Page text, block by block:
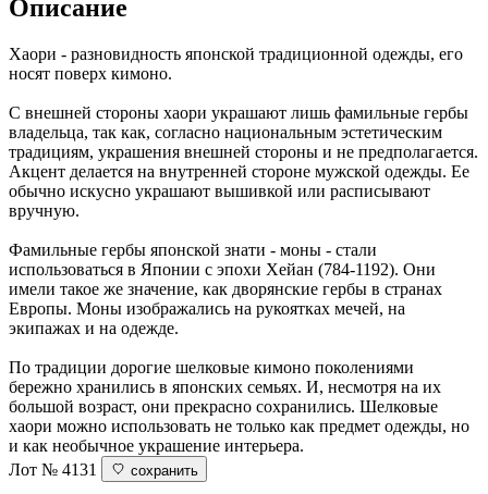
Описание
Хаори - разновидность японской традиционной одежды, его
носят поверх кимоно.
С внешней стороны хаори украшают лишь фамильные гербы
владельца, так как, согласно национальным эстетическим
традициям, украшения внешней стороны и не предполагается.
Акцент делается на внутренней стороне мужской одежды. Ее
обычно искусно украшают вышивкой или расписывают
вручную.
Фамильные гербы японской знати - моны - стали
использоваться в Японии с эпохи Хейан (784-1192). Они
имели такое же значение, как дворянские гербы в странах
Европы. Моны изображались на рукоятках мечей, на
экипажах и на одежде.
По традиции дорогие шелковые кимоно поколениями
бережно хранились в японских семьях. И, несмотря на их
большой возраст, они прекрасно сохранились. Шелковые
хаори можно использовать не только как предмет одежды, но
и как необычное украшение интерьера.
Лот № 4131
сохранить